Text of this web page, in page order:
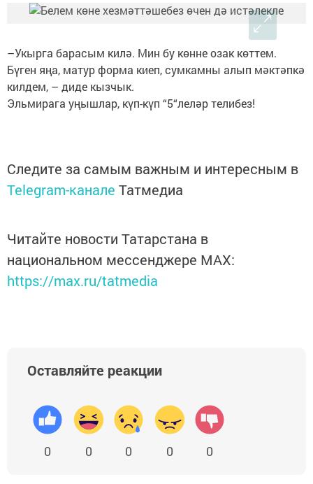
–Укырга барасым килә. Мин бу көнне озак көттем.
Бүген яңа, матур форма киеп, сумкамны алып мәктәпкә
килдем, – диде кызчык.
Эльмирага уңышлар, күп-күп “5“леләр телибез!
Следите за самым важным и интересным в
Telegram-канале Татмедиа
Читайте новости Татарстана в
национальном мессенджере MАХ:
https://max.ru/tatmedia
Оставляйте реакции
0 0 0 0 0